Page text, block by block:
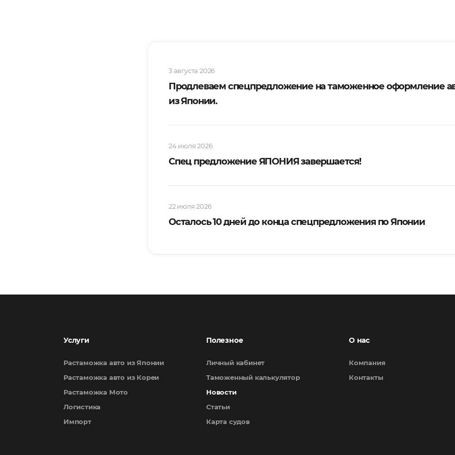
3 августа 2026
Продлеваем спецпредложение на таможенное оформление
из Японии.
24 июля 2026
Спец предложение ЯПОНИЯ завершается!
22 июля 2026
Осталось 10 дней до конца спецпредложения по Японии
Услуги
Растаможка авто из Японии
Растаможка авто из Кореи
Растаможка Мото
Логистика
Импорт
Полезное
Личный кабинет
Таможенный калькулятор
Новости
Статьи
Карта судов
О нас
Компания
Контакты